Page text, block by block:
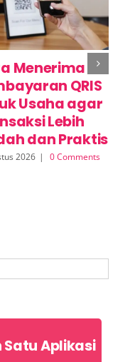
Menerima
QRIS
Usaha agar
Lebih
dan Praktis
2026 | 0 Comments
Satu Aplikasi